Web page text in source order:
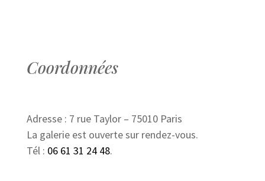
Coordonnées
Adresse : 7 rue Taylor – 75010 Paris
La galerie est ouverte sur rendez-vous.
Tél : 06 61 31 24 48.